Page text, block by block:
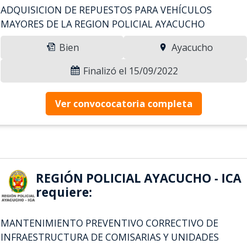
ADQUISICION DE REPUESTOS PARA VEHÍCULOS
MAYORES DE LA REGION POLICIAL AYACUCHO
Bien
Ayacucho
Finalizó el 15/09/2022
Ver convococatoria completa
REGIÓN POLICIAL AYACUCHO - ICA
requiere:
MANTENIMIENTO PREVENTIVO CORRECTIVO DE
INFRAESTRUCTURA DE COMISARIAS Y UNIDADES